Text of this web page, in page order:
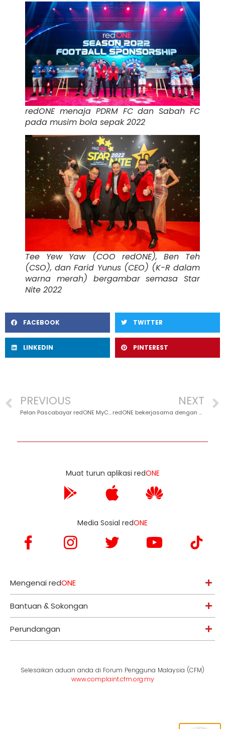
redONE menaja PDRM FC dan Sabah FC
pada musim bola sepak 2022
Tee Yew Yaw (COO redONE), Ben Teh
(CSO), dan Farid Yunus (CEO) (K-R dalam
warna merah) bergambar semasa Star
Nite 2022
FACEBOOK TWITTER
LINKEDIN PINTEREST
PREVIOUS
Pelan Pascabayar redONE MyCARE50U dilancarkan dengan Perlindungan Takaful Percuma
NEXT
redONE bekerjasama dengan DWA untuk memacu Program Usahawan Digital
Muat turun aplikasi redONE
Media Sosial redONE
Mengenai redONE
Bantuan & Sokongan
Perundangan
Selesaikan aduan anda di Forum Pengguna Malaysia (CFM)
www.complaint.cfm.org.my